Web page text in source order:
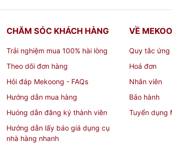
CHĂM SÓC KHÁCH HÀNG
Trải nghiệm mua 100% hài lòng
Theo dõi đơn hàng
Hỏi đáp Mekoong - FAQs
Hướng dẫn mua hàng
Huóng dẫn đăng ký thành viên
Hướng dẫn lấy báo giá dụng cụ
nhà hàng nhanh
VỀ
Quy tắc ứng
Hoá đơn
Nhân viên
Bảo hành
Tuyển dụng